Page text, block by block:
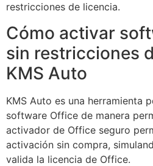
restricciones de licencia.
Cómo activar
sin restricciones
KMS Auto
KMS Auto es una herramienta
software Office de manera
activador de Office seguro
activación sin compra,
valida la licencia de Office.